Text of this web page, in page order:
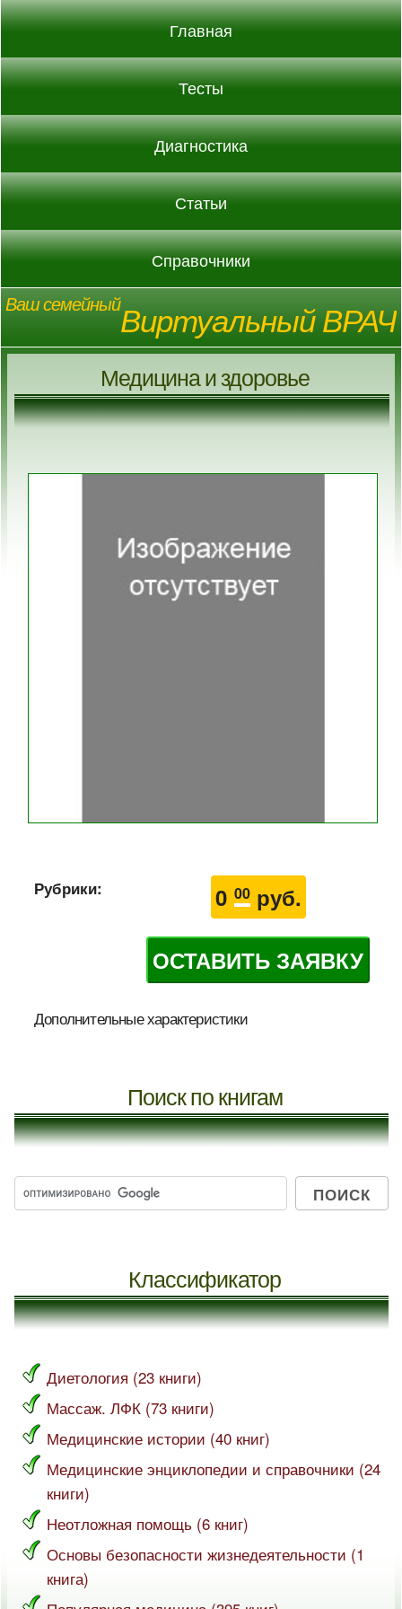
Главная
Тесты
Диагностика
Статьи
Справочники
Ваш семейныйВиртуальный ВРАЧ
Медицина и здоровье
0 00руб.
ОСТАВИТЬ ЗАЯВКУ
Рубрики:
Дополнительные характеристики
Поиск по книгам
Классификатор
Диетология (23 книги)
Массаж. ЛФК (73 книги)
Медицинские истории (40 книг)
Медицинские энциклопедии и справочники (24
книги)
Неотложная помощь (6 книг)
Основы безопасности жизнедеятельности (1
книга)